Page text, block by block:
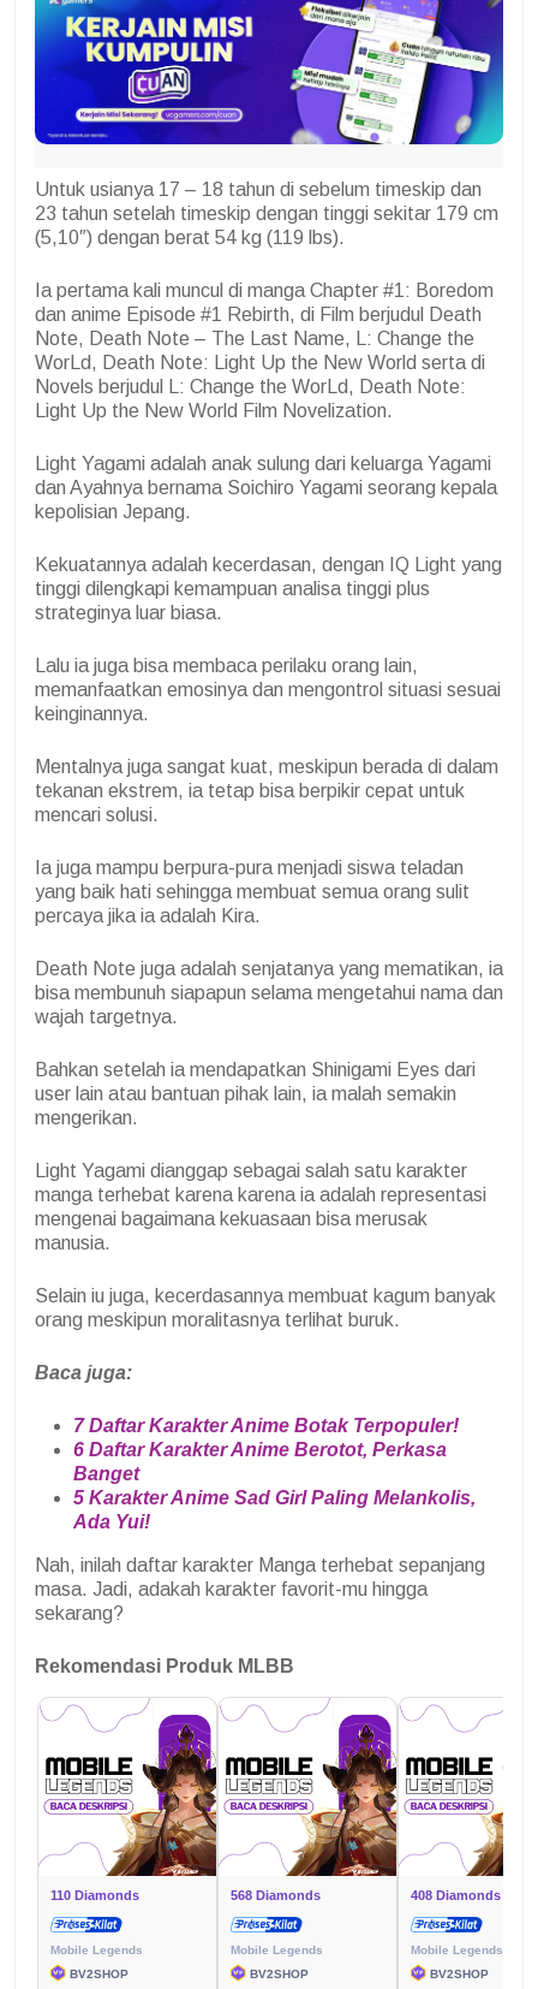
Untuk usianya 17 – 18 tahun di sebelum timeskip dan
23 tahun setelah timeskip dengan tinggi sekitar 179 cm
(5,10″) dengan berat 54 kg (119 lbs).
Ia pertama kali muncul di manga Chapter #1: Boredom
dan anime Episode #1 Rebirth, di Film berjudul Death
Note, Death Note – The Last Name, L: Change the
WorLd, Death Note: Light Up the New World serta di
Novels berjudul L: Change the WorLd, Death Note:
Light Up the New World Film Novelization.
Light Yagami adalah anak sulung dari keluarga Yagami
dan Ayahnya bernama Soichiro Yagami seorang kepala
kepolisian Jepang.
Kekuatannya adalah kecerdasan, dengan IQ Light yang
tinggi dilengkapi kemampuan analisa tinggi plus
strateginya luar biasa.
Lalu ia juga bisa membaca perilaku orang lain,
memanfaatkan emosinya dan mengontrol situasi sesuai
keinginannya.
Mentalnya juga sangat kuat, meskipun berada di dalam
tekanan ekstrem, ia tetap bisa berpikir cepat untuk
mencari solusi.
Ia juga mampu berpura-pura menjadi siswa teladan
yang baik hati sehingga membuat semua orang sulit
percaya jika ia adalah Kira.
Death Note juga adalah senjatanya yang mematikan, ia
bisa membunuh siapapun selama mengetahui nama dan
wajah targetnya.
Bahkan setelah ia mendapatkan Shinigami Eyes dari
user lain atau bantuan pihak lain, ia malah semakin
mengerikan.
Light Yagami dianggap sebagai salah satu karakter
manga terhebat karena karena ia adalah representasi
mengenai bagaimana kekuasaan bisa merusak
manusia.
Selain iu juga, kecerdasannya membuat kagum banyak
orang meskipun moralitasnya terlihat buruk.
Baca juga:
7 Daftar Karakter Anime Botak Terpopuler!
6 Daftar Karakter Anime Berotot, Perkasa
Banget
5 Karakter Anime Sad Girl Paling Melankolis,
Ada Yui!
Nah, inilah daftar karakter Manga terhebat sepanjang
masa. Jadi, adakah karakter favorit-mu hingga
sekarang?
Rekomendasi Produk MLBB
110 Diamonds
Mobile Legends
BV2SHOP
568 Diamonds
Mobile Legends
BV2SHOP
408 Diamonds
Mobile Legends
BV2SHOP